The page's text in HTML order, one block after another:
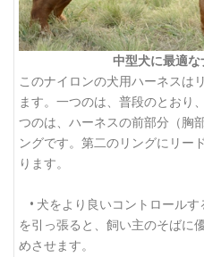
中型犬に最適
このナイロンの犬用ハーネスは
ます。一つのは、普段のとおり
つのは、ハーネスの前部分（胸
ングです。第二のリングにリー
ります。
• 犬をより良いコントロール
を引っ張ると、飼い主のそばに
めさせます。